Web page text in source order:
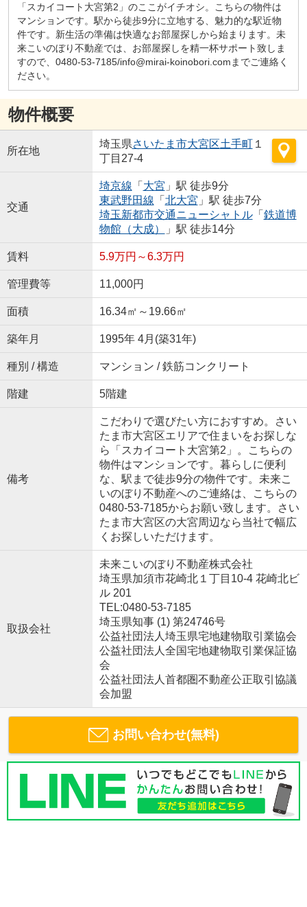
「スカイコート大宮第2」のここがイチオシ。こちらの物件は
マンションです。駅から徒歩9分に立地する、魅力的な駅近物
件です。新生活の準備は快適なお部屋探しから始まります。未
来こいのぼり不動産では、お部屋探しを精一杯サポート致しま
すので、0480-53-7185/info@mirai-koinobori.comまでご連絡く
ださい。
物件概要
所在地
埼玉県さいたま市大宮区土手町１
丁目27-4
交通
埼京線 「 大宮 」駅 徒歩9分
東武野田線 「 北大宮 」駅 徒歩7分
埼玉新都市交通ニューシャトル「 鉄道博
物館（大成）
」駅 徒歩14分
賃料 5.9万円～6.3万円
管理費等 11,000円
面積 16.34㎡～19.66㎡
築年月 1995年 4月(築31年)
種別 / 構造 マンション / 鉄筋コンクリート
階建 5階建
備考
こだわりで選びたい方におすすめ。さい
たま市大宮区エリアで住まいをお探しな
ら「スカイコート大宮第2」。こちらの
物件はマンションです。暮らしに便利
な、駅まで徒歩9分の物件です。未来こ
いのぼり不動産へのご連絡は、こちらの
0480-53-7185からお願い致します。さい
たま市大宮区の大宮周辺なら当社で幅広
くお探しいただけます。
取扱会社
未来こいのぼり不動産株式会社
埼玉県加須市花崎北１丁目10-4 花崎北ビ
ル 201
TEL:0480-53-7185
埼玉県知事 (1) 第24746号
公益社団法人埼玉県宅地建物取引業協会
公益社団法人全国宅地建物取引業保証協
会
公益社団法人首都圏不動産公正取引協議
会加盟
お問い合わせ(無料)